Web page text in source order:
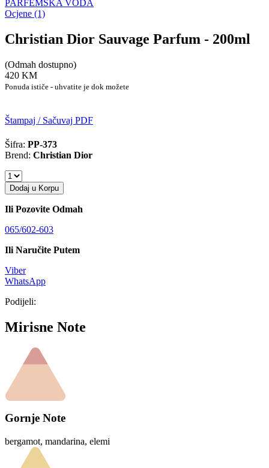
PARFEMSKA VODA
Ocjene (1)
Christian Dior Sauvage Parfum - 200ml
(Odmah dostupno)
420 KM
Ponuda ističe - uhvatite je dok možete
Štampaj / Sačuvaj PDF
Šifra: PP-373
Brend: Christian Dior
Dodaj u Korpu
Ili Pozovite Odmah
065/602-603
Ili Naručite Putem
Viber
WhatsApp
Podijeli:
Mirisne Note
Gornje Note
bergamot, mandarina, elemi